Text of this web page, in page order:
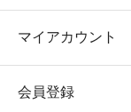
Jack-Pot-Live!! in
Jack-Pot-
2025/4/12 デュ
王道 販売開始致
いきなりつよ
マイアカウント
会員登録